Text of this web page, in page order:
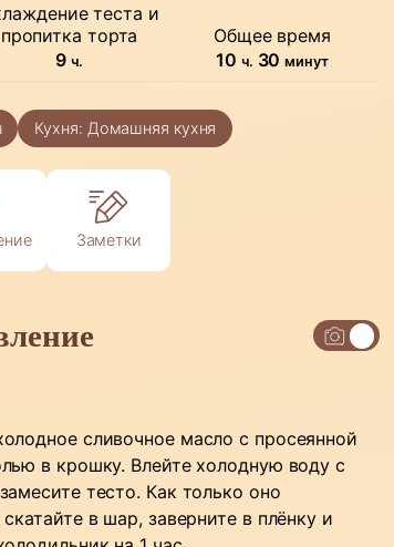
теста и
пропитка торта
9часов
ч.
Общее время
10часов
ч. 30 минуты
минут
Кухня: Домашняя кухня
Заметки
сливочное масло с просеянной
в крошку. Влейте холодную воду с
тесто. Как только оно
в шар, заверните в плёнку и